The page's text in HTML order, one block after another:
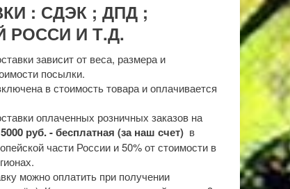
: СДЭК ; ДПД ;
РОССИ И Т.Д.
зависит от веса, размера и
посылки.
в стоимость товара и оплачивается
оплаченных розничных заказов на
5000 руб. - бесплатная (за наш счет) в
части России и 50% от стоимости в
можно оплатить при получении